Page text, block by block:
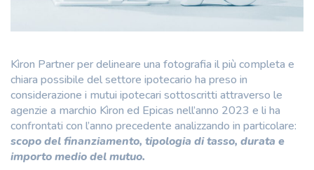
Kìron Partner per delineare una fotografia il più completa e
chiara possibile del settore ipotecario ha preso in
considerazione i mutui ipotecari sottoscritti attraverso le
agenzie a marchio Kìron ed Epicas nell’anno 2023 e li ha
confrontati con l’anno precedente analizzando in particolare:
scopo del finanziamento, tipologia di tasso, durata e
importo medio del mutuo.